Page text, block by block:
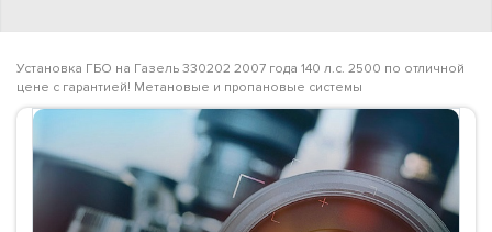
Установка ГБО на Газель 330202 2007 года 140 л.с. 2500 по отличной
цене с гарантией! Метановые и пропановые системы